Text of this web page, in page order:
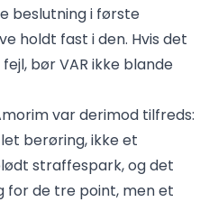
beslutning i første
holdt fast i den. Hvis det
bør VAR ikke blande
var derimod tilfreds:
let berøring, ikke et
straffespark, og det
for de tre point, men et